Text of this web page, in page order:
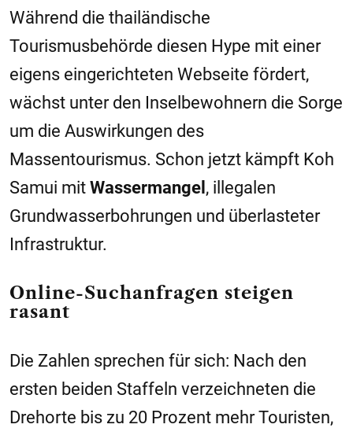
Während die thailändische
Tourismusbehörde diesen Hype mit einer
eigens eingerichteten Webseite fördert,
wächst unter den Inselbewohnern die Sorge
um die Auswirkungen des
Massentourismus. Schon jetzt kämpft Koh
Samui mit Wassermangel , illegalen
Grundwasserbohrungen und überlasteter
Infrastruktur.
Online-Suchanfragen steigen
rasant
Die Zahlen sprechen für sich: Nach den
ersten beiden Staffeln verzeichneten die
Drehorte bis zu 20 Prozent mehr Touristen,